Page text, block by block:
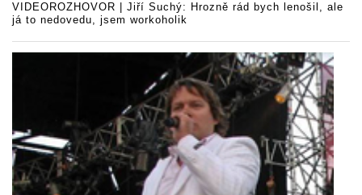
VIDEOROZHOVOR | Jiří Suchý: Hrozně rád bych lenošil, ale
já to nedovedu, jsem workoholik